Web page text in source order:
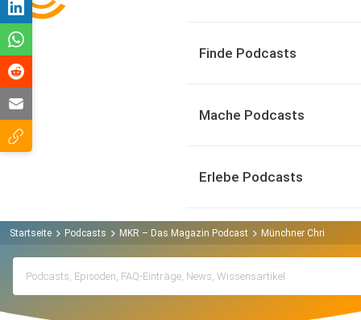
Finde Podcasts
Mache Podcasts
Erlebe Podcasts
Startseite Podcasts MKR – Das Magazin Podcast Münchner